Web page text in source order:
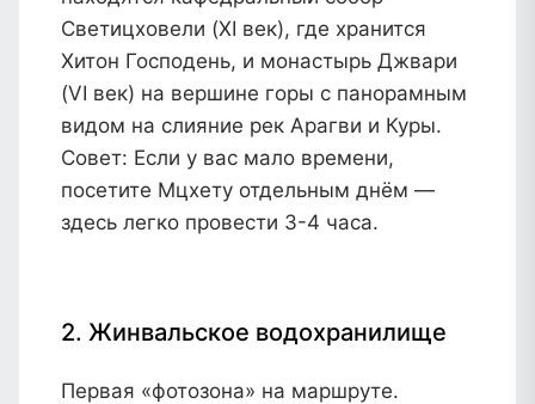
Светицховели (XI век), где хранится
Хитон Господень, и монастырь Джвари
(VI век) на вершине горы с панорамным
видом на слияние рек Арагви и Куры.
Совет: Если у вас мало времени,
посетите Мцхету отдельным днём —
здесь легко провести 3-4 часа.
2. Жинвальское водохранилище
Первая «фотозона» на маршруте.